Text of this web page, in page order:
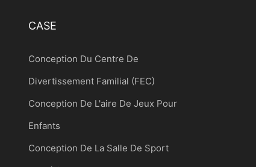
CASE
Conception Du Centre De
Divertissement Familial (FEC)
Conception De L'aire De Jeux Pour
Enfants
Conception De La Salle De Sport